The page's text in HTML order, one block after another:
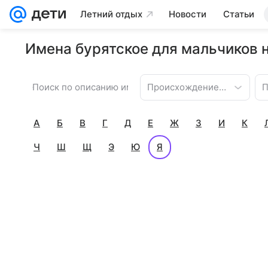
Летний отдых Новости Статьи
Имена бурятское для мальчиков
Происхождение имени
А Б В Г Д Е Ж З И К
Ч Ш Щ Э Ю Я